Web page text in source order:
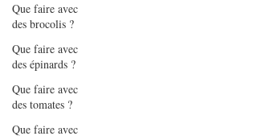
Que faire avec
des brocolis ?
Que faire avec
des épinards ?
Que faire avec
des tomates ?
Que faire avec